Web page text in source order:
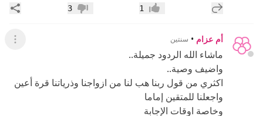
إضافة رد جديد إعجاب1 عدم إعجاب
3
أم عزام • سنتين عرض
ماشاء الله الردود جميلة..
واضيف وصية..
اكثري من قول ربنا هب لنا من ازواجنا وذرياتنا قرة أعين
واجعلنا للمتقين إماما
وخاصة اوقات الإجابة